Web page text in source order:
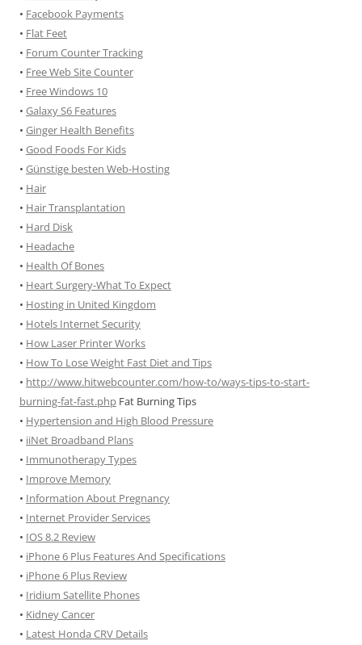
• Facebook Payments
• Flat Feet
• Forum Counter Tracking
• Free Web Site Counter
• Free Windows 10
• Galaxy S6 Features
• Ginger Health Benefits
• Good Foods For Kids
• Günstige besten Web-Hosting
• Hair
• Hair Transplantation
• Hard Disk
• Headache
• Health Of Bones
• Heart Surgery-What To Expect
• Hosting in United Kingdom
• Hotels Internet Security
• How Laser Printer Works
• How To Lose Weight Fast Diet and Tips
• http://www.hitwebcounter.com/how-to/ways-tips-to-start-
burning-fat-fast.php Fat Burning Tips
• Hypertension and High Blood Pressure
• iiNet Broadband Plans
• Immunotherapy Types
• Improve Memory
• Information About Pregnancy
• Internet Provider Services
• IOS 8.2 Review
• iPhone 6 Plus Features And Specifications
• iPhone 6 Plus Review
• Iridium Satellite Phones
• Kidney Cancer
• Latest Honda CRV Details